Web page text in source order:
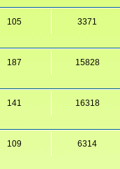
105 3371
187 15828
141 16318
109 6314